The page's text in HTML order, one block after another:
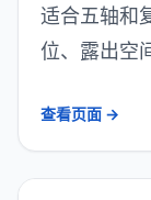
适合五轴和
位、露出空
查看页面 →